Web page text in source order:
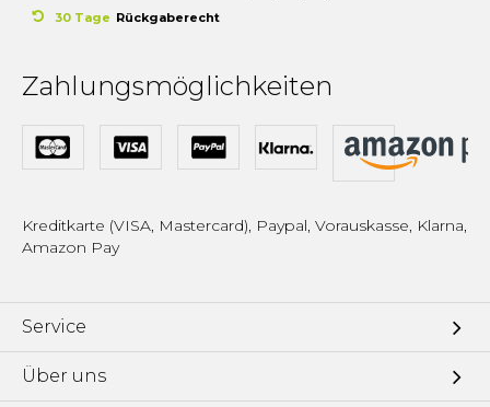
30 Tage Rückgaberecht
Zahlungsmöglichkeiten
Kreditkarte (VISA, Mastercard), Paypal, Vorauskasse, Klarna,
Amazon Pay
Service
Über uns